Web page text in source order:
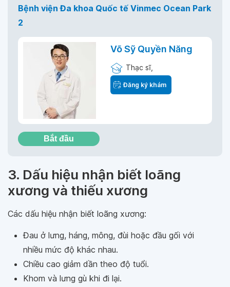
Bệnh viện Đa khoa Quốc tế Vinmec Ocean Park
2
Võ Sỹ Quyền Năng
Thạc sĩ,
Đăng ký khám
Bắt đầu
3. Dấu hiệu nhận biết loãng
xương và thiếu xương
Các dấu hiệu nhận biết loãng xương:
Đau ở lưng, háng, mông, đùi hoặc đầu gối với
nhiều mức độ khác nhau.
Chiều cao giảm dần theo độ tuổi.
Khom và lưng gù khi đi lại.